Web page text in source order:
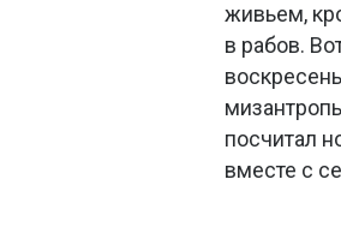
живьем,
в рабов.
посчитал
вместе с